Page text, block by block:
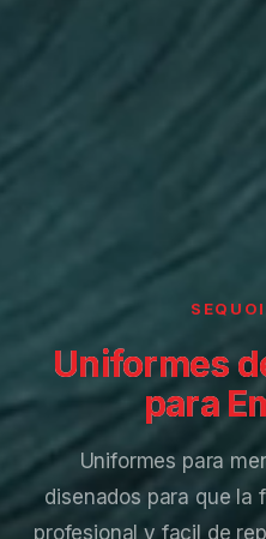
Uniformes
para
Uniformes para
disenados para que la
profesional y facil de